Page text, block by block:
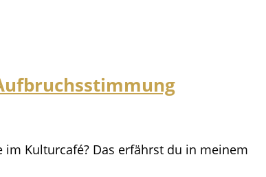
Kulturcafé? Das erfährst du in meinem